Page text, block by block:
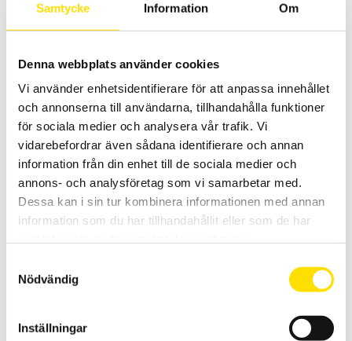
Samtycke Information Om
Denna webbplats använder cookies
Vi använder enhetsidentifierare för att anpassa innehållet
och annonserna till användarna, tillhandahålla funktioner
för sociala medier och analysera vår trafik. Vi
vidarebefordrar även sådana identifierare och annan
information från din enhet till de sociala medier och
annons- och analysföretag som vi samarbetar med.
Dessa kan i sin tur kombinera informationen med annan
information som du har tillhandahållit eller som de har
Nödvändig
Inställningar
Mångsidiga multimetrar med inbyggd ficklampa och IP54 kapsling
för användning i temperaturområdet -20…+55°C. Modell MTX204 är
AC+DC TRMS, alla dessa modeller har valbart lågimpedansområde
på spänning.
1,950.00kr –2,990.00krPrisintervall:
1,950.00 kr
till
2,990.00 kr
LÄS MER
MTX3290 & MTX3291 ASYC IV med dubbeldisplay
MTX är en AC+DC TRMS mätande samt IP67 vattentät